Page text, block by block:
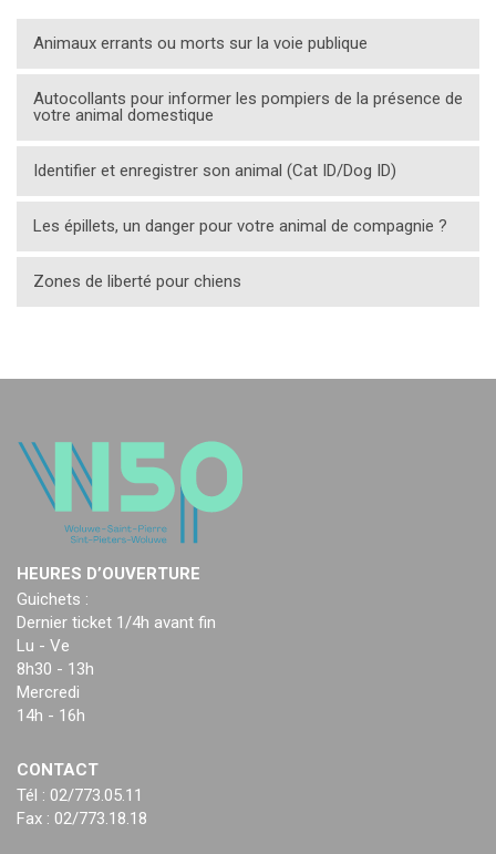
Animaux errants ou morts sur la voie publique
Autocollants pour informer les pompiers de la présence de
votre animal domestique
Identifier et enregistrer son animal (Cat ID/Dog ID)
Les épillets, un danger pour votre animal de compagnie ?
Zones de liberté pour chiens
HEURES D’OUVERTURE
Guichets :
Dernier ticket 1/4h avant fin
Lu - Ve
8h30 - 13h
Mercredi
14h - 16h
CONTACT
Tél : 02/773.05.11
Fax : 02/773.18.18